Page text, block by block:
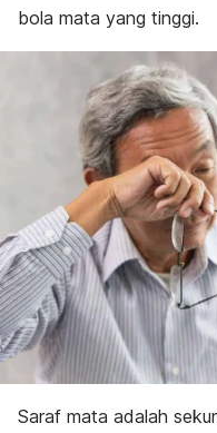
bola mata yang tinggi.
Saraf mata adalah